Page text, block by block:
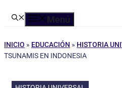
Menú
INICIO » EDUCACIÓN » HISTORIA
TSUNAMIS EN INDONESIA